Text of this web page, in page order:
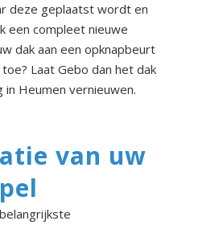
deze geplaatst wordt en
een compleet nieuwe
dak aan een opknapbeurt
Laat Gebo dan het dak
in Heumen vernieuwen.
van uw